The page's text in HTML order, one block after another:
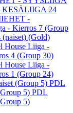
KESÄLIIGA 24
-
- Kierros 7 (Group
(Gold)
House Liiga -
4 (Group 30)
House Liiga -
1 (Group 24)
(Group 5) PDL
5) PDL
5)